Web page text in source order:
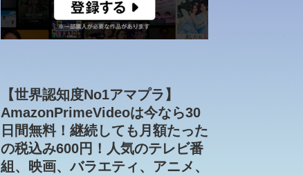
【世界認知度No1アマプラ】
AmazonPrimeVideoは今なら30
日間無料！継続しても月額たった
の税込み600円！人気のテレビ番
組、映画、バラエティ、アニメ、